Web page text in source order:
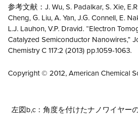
参考文献：J. Wu, S. Padalkar, S. Xie,
Cheng, G. Liu, A. Yan, J.G. Connell, E.
L.J. Lauhon, V.P. Dravid. “Electron
Catalyzed Semiconductor Nanowires,”
Chemistry C 117:2 (2013) pp.1059-1063.
Copyright © 2012, American Chemical
左図b,c：角度を付けたナノワイヤー